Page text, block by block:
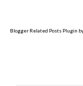
Blogger Related Posts Plugin